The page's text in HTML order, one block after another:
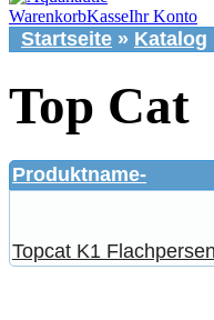
WarenkorbKasseIhr Konto
Startseite » Katalog
Top Cat
Produktname-
Topcat K1